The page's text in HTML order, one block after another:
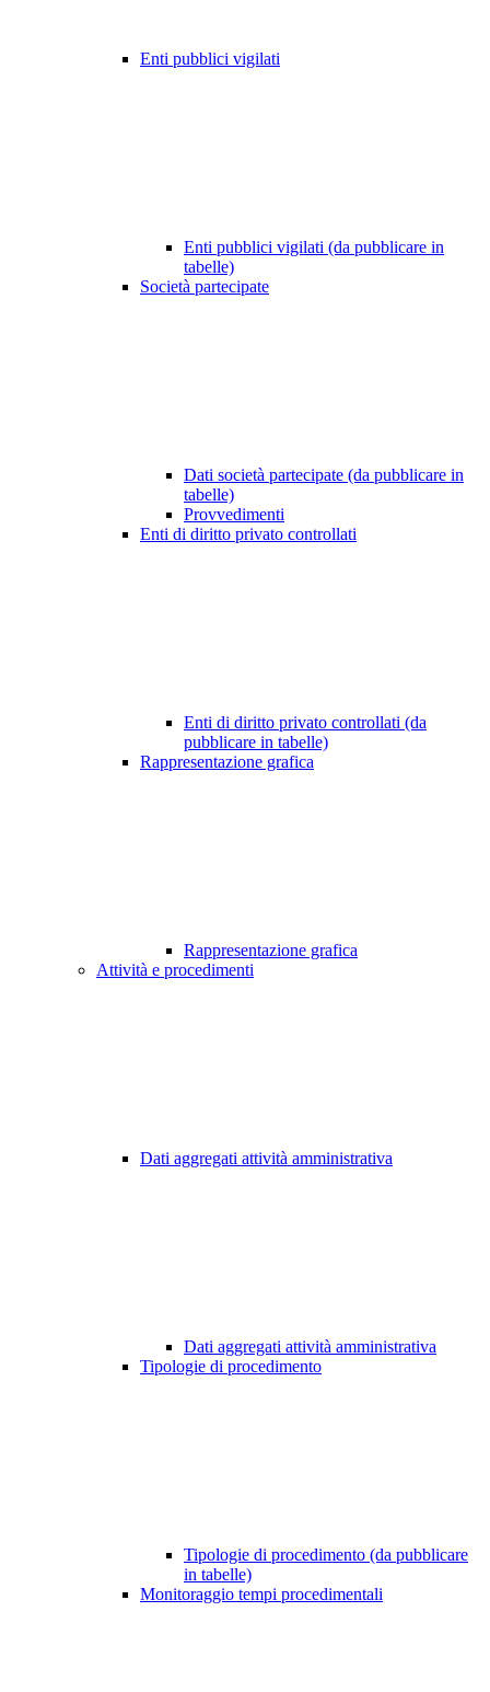
Enti pubblici vigilati
Enti pubblici vigilati (da pubblicare in
tabelle)
Società partecipate
Dati società partecipate (da pubblicare in
tabelle)
Provvedimenti
Enti di diritto privato controllati
Enti di diritto privato controllati (da
pubblicare in tabelle)
Rappresentazione grafica
Rappresentazione grafica
Attività e procedimenti
Dati aggregati attività amministrativa
Dati aggregati attività amministrativa
Tipologie di procedimento
Tipologie di procedimento (da pubblicare
in tabelle)
Monitoraggio tempi procedimentali